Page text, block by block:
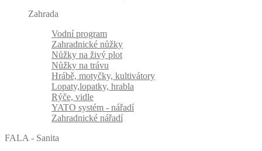
Zahrada
Vodní program
Zahradnické nůžky
Nůžky na živý plot
Nůžky na trávu
Hrábě, motyčky, kultivátory
Lopaty,lopatky, hrabla
Rýče, vidle
YATO systém - nářadí
Zahradnické nářadí
FALA - Sanita